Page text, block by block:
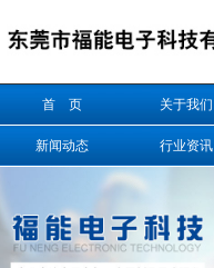
首 页 关于我们
新闻动态 行业资讯